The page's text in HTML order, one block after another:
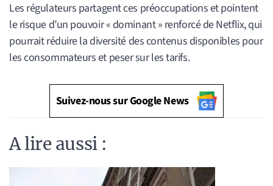
Les régulateurs partagent ces préoccupations et pointent
le risque d’un pouvoir « dominant » renforcé de Netflix, qui
pourrait réduire la diversité des contenus disponibles pour
les consommateurs et peser sur les tarifs.
Suivez-nous sur Google News
A lire aussi :